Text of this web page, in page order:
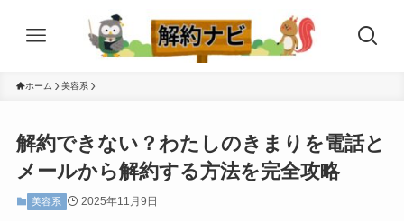
ホーム 美容系
解約できない？わたしのきまりを電話と
メールから解約する方法を完全攻略
美容系 2025年11月9日